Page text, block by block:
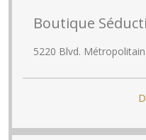
Boutique
5220 Blvd.